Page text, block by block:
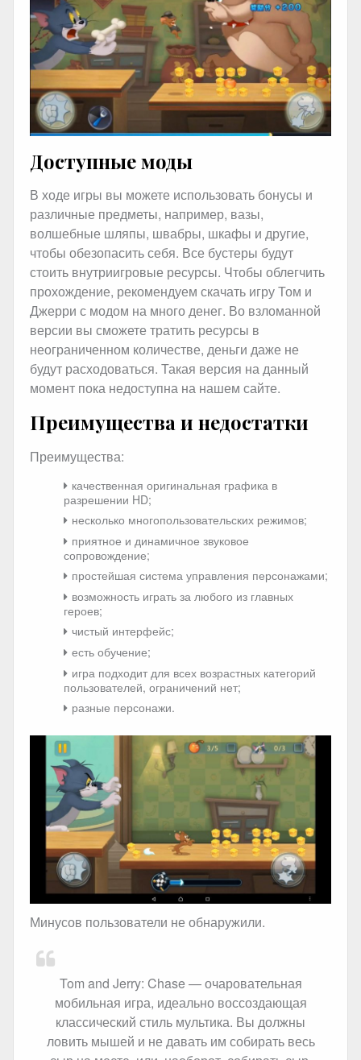
Доступные моды
В ходе игры вы можете использовать бонусы и
различные предметы, например, вазы,
волшебные шляпы, швабры, шкафы и другие,
чтобы обезопасить себя. Все бустеры будут
стоить внутриигровые ресурсы. Чтобы облегчить
прохождение, рекомендуем скачать игру Том и
Джерри с модом на много денег. Во взломанной
версии вы сможете тратить ресурсы в
неограниченном количестве, деньги даже не
будут расходоваться. Такая версия на данный
момент пока недоступна на нашем сайте.
Преимущества и недостатки
Преимущества:
качественная оригинальная графика в
разрешении HD;
несколько многопользовательских режимов;
приятное и динамичное звуковое
сопровождение;
простейшая система управления персонажами;
возможность играть за любого из главных
героев;
чистый интерфейс;
есть обучение;
игра подходит для всех возрастных категорий
пользователей, ограничений нет;
разные персонажи.
Минусов пользователи не обнаружили.
Tom and Jerry: Chase — очаровательная
мобильная игра, идеально воссоздающая
классический стиль мультика. Вы должны
ловить мышей и не давать им собирать весь